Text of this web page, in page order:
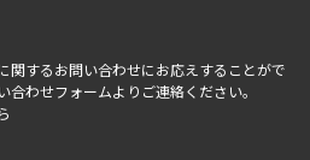
するお問い合わせにお応えすることがで
合わせフォームよりご連絡ください。